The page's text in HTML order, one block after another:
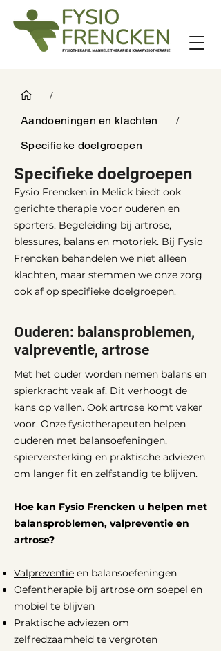
/
Aandoeningen en klachten
/
Specifieke doelgroepen
Specifieke doelgroepen
Fysio Frencken in Melick biedt ook
gerichte therapie voor ouderen en
sporters. Begeleiding bij artrose,
blessures, balans en motoriek. Bij Fysio
Frencken behandelen we niet alleen
klachten, maar stemmen we onze zorg
ook af op specifieke doelgroepen.
Ouderen: balansproblemen,
valpreventie, artrose
Met het ouder worden nemen balans en
spierkracht vaak af. Dit verhoogt de
kans op vallen. Ook artrose komt vaker
voor. Onze fysiotherapeuten helpen
ouderen met balansoefeningen,
spierversterking en praktische adviezen
om langer fit en zelfstandig te blijven.
Hoe kan Fysio Frencken u helpen met
balansproblemen, valpreventie en
artrose?
Valpreventie en balansoefeningen
Oefentherapie bij artrose om soepel en
mobiel te blijven
Praktische adviezen om
zelfredzaamheid te vergroten